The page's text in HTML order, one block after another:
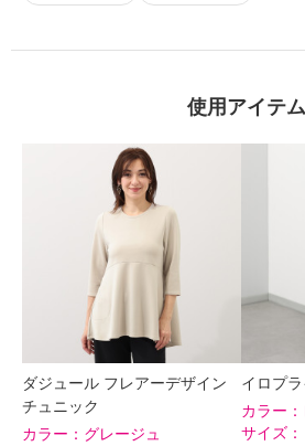
使用アイテム
ダジュール フレアーデザイン
チュニック
カラー： グレージュ
イロプ
カラー：
サイズ：